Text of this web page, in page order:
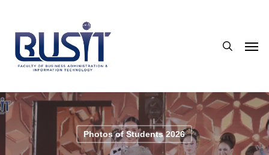
main
content
Photos of Students 2026